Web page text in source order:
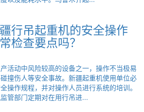
行吊起重机的安全操作
检查要点吗？
活动中风险较高的设备之一，操作不当极易
撞伤人等安全事故。新疆起重机使用单位必
操作规程，并对操作人员进行系统的培训。
管部门定期对在用行吊进...